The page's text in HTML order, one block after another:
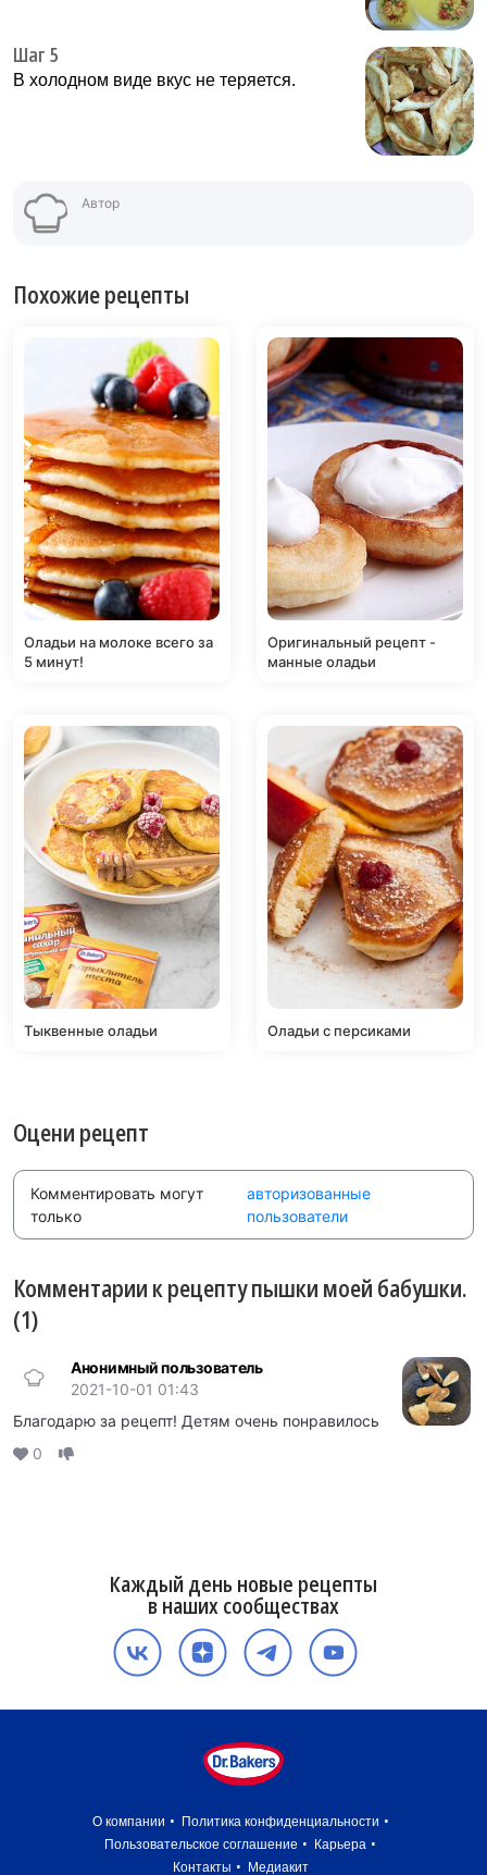
Шаг 5
В холодном виде вкус не теряется.
Автор
Похожие рецепты
Оладьи на молоке всего за
5 минут!
Оригинальный рецепт -
манные оладьи
Тыквенные оладьи Оладьи с персиками
Оцени рецепт
Комментировать могут
только
авторизованные
пользователи
Комментарии к рецепту пышки моей бабушки.
(1)
Анонимный пользователь
2021-10-01 01:43
Благодарю за рецепт! Детям очень понравилось
0
Каждый день новые рецепты
в наших сообществах
О компании
Политика конфиденциальности
Пользовательское соглашение
Карьера
Контакты
Медиакит